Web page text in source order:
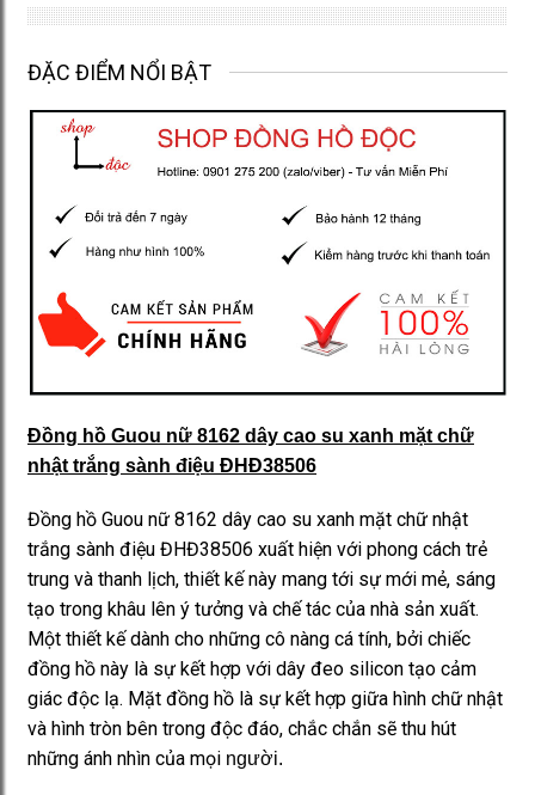
ĐẶC ĐIỂM NỔI BẬT
Đồng hồ Guou nữ 8162 dây cao su xanh mặt chữ
nhật trắng sành điệu ĐHĐ38506
Đồng hồ Guou nữ 8162 dây cao su xanh mặt chữ nhật
trắng sành điệu ĐHĐ38506 xuất hiện với phong cách trẻ
trung và thanh lịch, thiết kế này mang tới sự mới mẻ, sáng
tạo trong khâu lên ý tưởng và chế tác của nhà sản xuất.
Một thiết kế dành cho những cô nàng cá tính, bởi chiếc
đồng hồ này là sự kết hợp với dây đeo silicon tạo cảm
giác độc lạ. Mặt đồng hồ là sự kết hợp giữa hình chữ nhật
và hình tròn bên trong độc đáo, chắc chắn sẽ thu hút
những ánh nhìn của mọi người.